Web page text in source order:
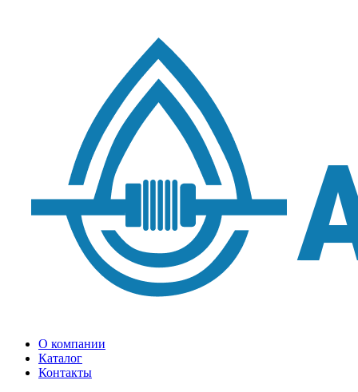
О компании
Каталог
Контакты